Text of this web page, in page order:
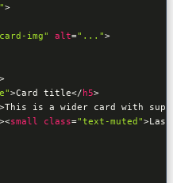
>
img" alt="...">
>
>Card title</h5>
>This is a wider card with
><small class="text-muted">